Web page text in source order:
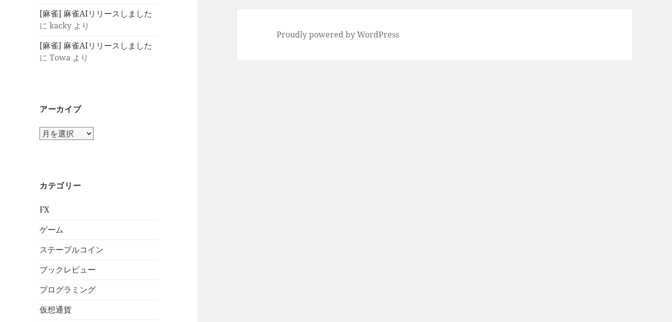
[麻雀] 麻雀AIリリースしました
にkacky より
[麻雀] 麻雀AIリリースしました
にTowa より
アーカイブ
ア
ブ
カテゴリー
FX
ゲーム
ステーブルコイン
ブックレビュー
プログラミング
仮想通貨
Proudly powered by WordPress